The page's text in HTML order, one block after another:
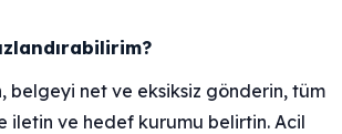
belgeyi net ve eksiksiz gönderin, tüm
iletin ve hedef kurumu belirtin. Acil